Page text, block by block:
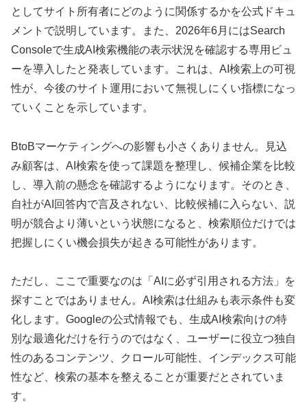
としてサイト所有者にどのように関係するかを公式ドキュ
メントで説明しています。また、2026年6月にはSearch
Consoleで生成AI検索機能の表示状況を確認する専用ビュ
ーを導入したと発表しています。これは、AI検索上の可視
性が、今後のサイト運用において無視しにくい指標になっ
ていくことを示しています。
BtoBマーケティングへの影響も小さくありません。見込
み顧客は、AI検索を使って課題を整理し、候補企業を比較
し、導入前の懸念を確認するようになります。そのとき、
自社がAI回答内で言及されない、比較候補に入らない、説
明が競合より薄いという状態になると、検索順位だけでは
把握しにくい機会損失が起きる可能性があります。
ただし、ここで重要なのは「AIに必ず引用される方法」を
探すことではありません。AI検索は仕組みも表示条件も変
化します。Googleの公式情報でも、生成AI検索向けの特
別な最適化だけを行うのではなく、ユーザーに役立つ独自
性のあるコンテンツ、クロール可能性、インデックス可能
性など、検索の基本を整えることが重要だとされていま
す。